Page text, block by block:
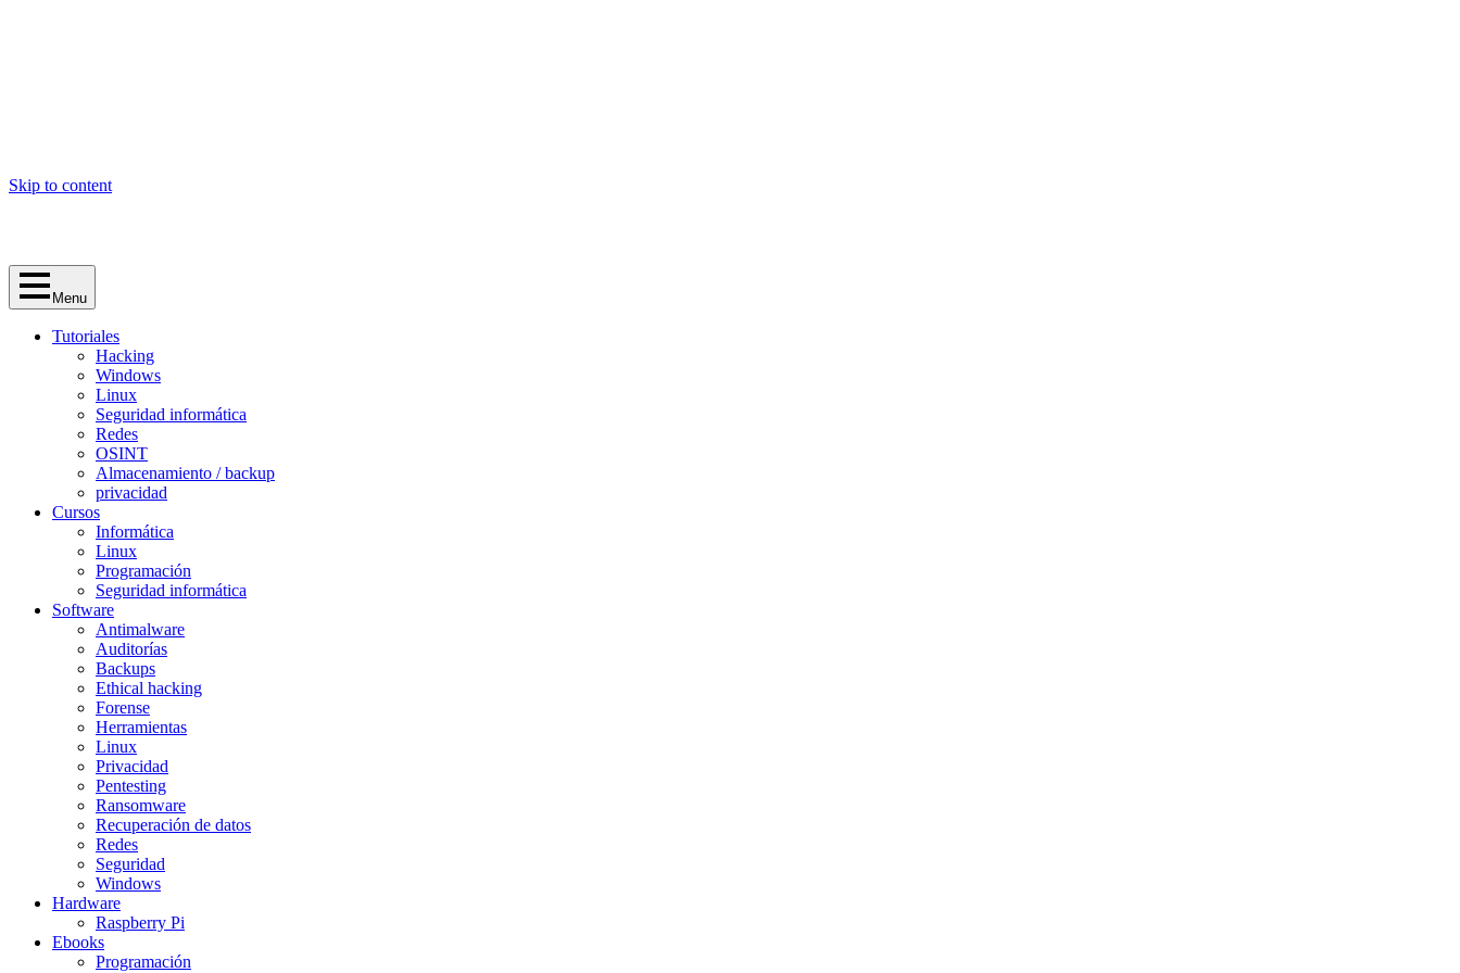
Skip to content
Menu
Tutoriales
Hacking
Windows
Linux
Seguridad informática
Redes
OSINT
Almacenamiento / backup
privacidad
Cursos
Informática
Linux
Programación
Seguridad informática
Software
Antimalware
Auditorías
Backups
Ethical hacking
Forense
Herramientas
Linux
Privacidad
Pentesting
Ransomware
Recuperación de datos
Redes
Seguridad
Windows
Hardware
Raspberry Pi
Ebooks
Programación